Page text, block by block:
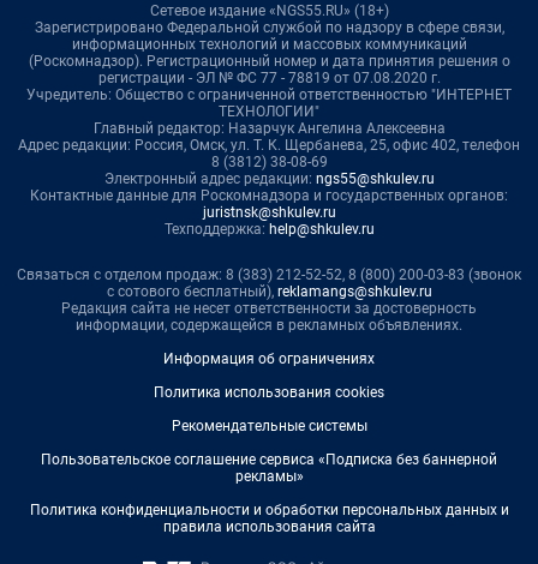
Сетевое издание «NGS55.RU» (18+)
Зарегистрировано Федеральной службой по надзору в сфере связи,
информационных технологий и массовых коммуникаций
(Роскомнадзор). Регистрационный номер и дата принятия решения о
регистрации - ЭЛ № ФС 77 - 78819 от 07.08.2020 г.
Учредитель: Общество с ограниченной ответственностью "ИНТЕРНЕТ
ТЕХНОЛОГИИ"
Главный редактор: Назарчук Ангелина Алексеевна
Адрес редакции: Россия, Омск, ул. Т. К. Щербанева, 25, офис 402, телефон
8 (3812) 38-08-69
Электронный адрес редакции: ngs55@shkulev.ru
Контактные данные для Роскомнадзора и государственных органов:
juristnsk@shkulev.ru
Техподдержка: help@shkulev.ru
Связаться с отделом продаж: 8 (383) 212-52-52, 8 (800) 200-03-83 (звонок
с сотового бесплатный), reklamangs@shkulev.ru
Редакция сайта не несет ответственности за достоверность
информации, содержащейся в рекламных объявлениях.
Информация об ограничениях
Политика использования cookies
Рекомендательные системы
Пользовательское соглашение сервиса «Подписка без баннерной
рекламы»
Политика конфиденциальности и обработки персональных данных и
правила использования сайта